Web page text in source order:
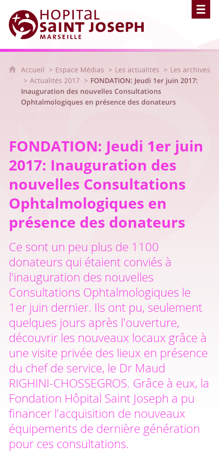
Hôpital Saint Joseph - Marseille
Accueil Espace Médias Les actualités
Les archives
Actualités 2017
FONDATION: Jeudi 1er juin 2017:
Inauguration des nouvelles Consultations
Ophtalmologiques en présence des donateurs
FONDATION: Jeudi 1er juin
2017: Inauguration des
nouvelles Consultations
Ophtalmologiques en
présence des donateurs
Ce sont un peu plus de 1100
donateurs qui étaient conviés à
l'inauguration des nouvelles
Consultations Ophtalmologiques le
1er juin dernier. Ils ont pu, seulement
quelques jours après l'ouverture,
découvrir les nouveaux locaux grâce à
une visite privée des lieux en présence
du chef de service, le Dr Maud
RIGHINI-CHOSSEGROS. Grâce à eux, la
Fondation Hôpital Saint Joseph a pu
financer l'acquisition de nouveaux
équipements de dernière génération
pour ces consultations.